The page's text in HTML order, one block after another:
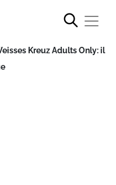
Kreuz Adults Only: il